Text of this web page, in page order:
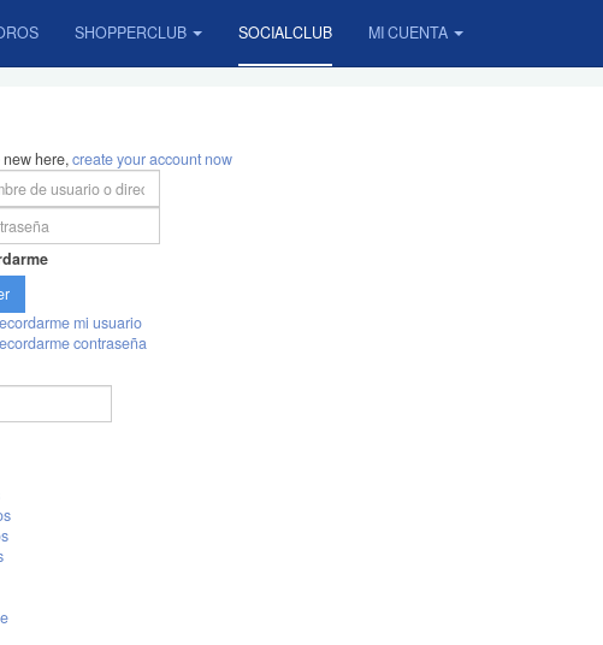
SHOPPERCLUB SOCIALCLUB MI CUENTA
new here,create your account now
mi usuario
contraseña